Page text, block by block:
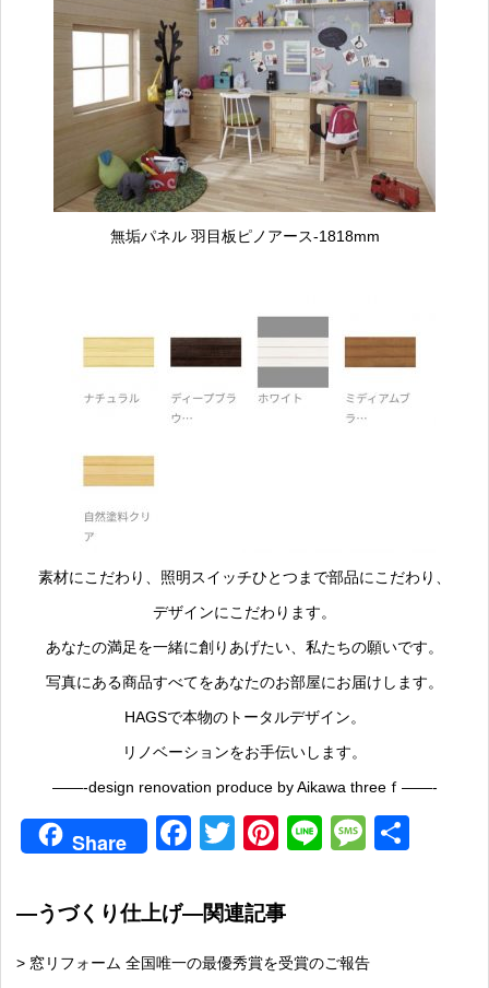
無垢パネル 羽目板ピノアース-1818mm
素材にこだわり、照明スイッチひとつまで部品にこだわり、
デザインにこだわります。
あなたの満足を一緒に創りあげたい、私たちの願いです。
写真にある商品すべてをあなたのお部屋にお届けします。
HAGSで本物のトータルデザイン。
リノベーションをお手伝いします。
——-design renovation produce by Aikawa threeｆ——-
Share Facebook
TwitterPinterest
Line
—うづくり仕上げ—関連記事
> 窓リフォーム 全国唯一の最優秀賞を受賞のご報告